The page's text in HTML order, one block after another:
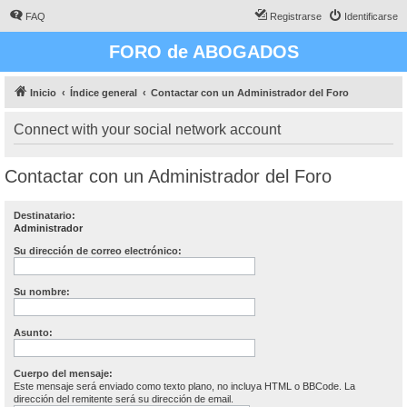
FAQ Identificarse
Registrarse
FORO de ABOGADOS
Inicio Índice general Contactar con un Administrador del Foro
Connect with your social network account
Contactar con un Administrador del Foro
Destinatario:
Administrador
Su dirección de correo electrónico:
Su nombre:
Asunto:
Cuerpo del mensaje:
Este mensaje será enviado como texto plano, no incluya HTML o BBCode. La
dirección del remitente será su dirección de email.